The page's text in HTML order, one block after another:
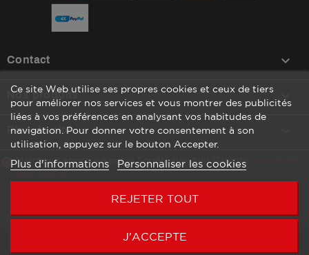
Contact keyboard_arrow_down
Nos produits 
Plan du site
Marchand approuvé par la Société des Avis Garantis,
Ce site Web utilise ses propres cookies et ceux de tiers
pour améliorer nos services et vous montrer des publicités
liées à vos préférences en analysant vos habitudes de
navigation. Pour donner votre consentement à son
utilisation, appuyez sur le bouton Accepter.
Plus d'informations Personnaliser les cookies
REJETER TOUT
J'ACCEPTE